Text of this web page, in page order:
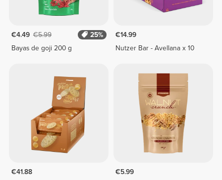
€4.49 €5.99
25%
Bayas de goji 200 g
€14.99
Nutzer Bar - Avellana x 10
€41.88
€5.99